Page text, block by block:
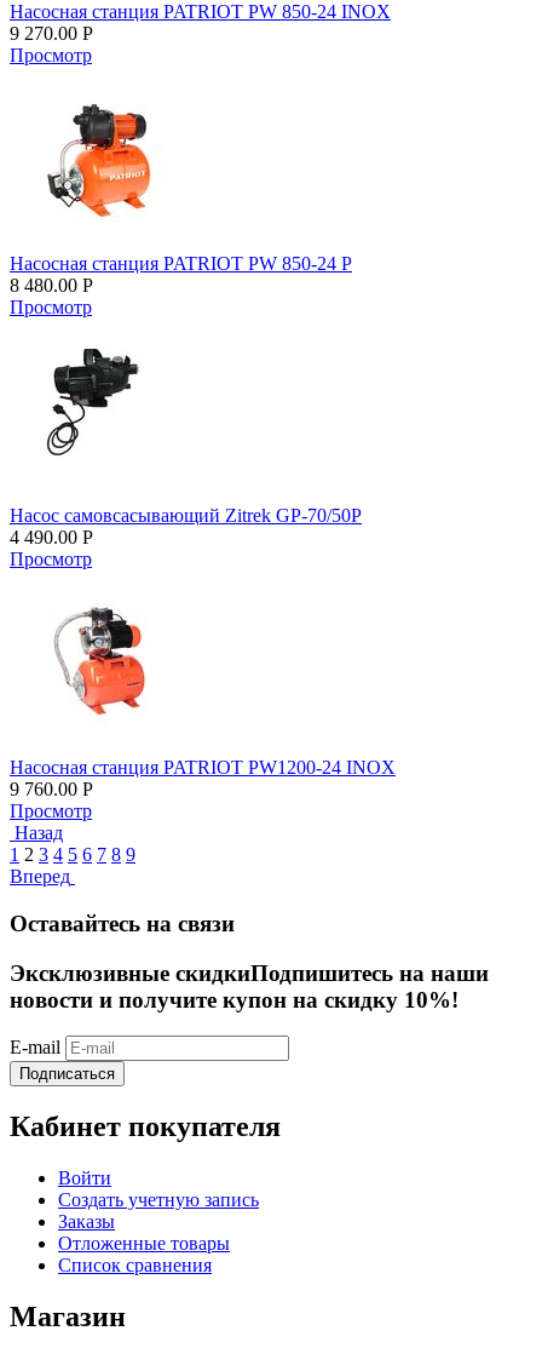
Насосная станция PATRIOT PW 850-24 INOX
9 270.00 Р
Просмотр
Насосная станция PATRIOT PW 850-24 P
8 480.00 Р
Просмотр
Насос самовсасывающий Zitrek GP-70/50P
4 490.00 Р
Просмотр
Насосная станция PATRIOT PW1200-24 INOX
9 760.00 Р
Просмотр
Назад
1 2 3 4 5 6 7 8 9
Вперед
Оставайтесь на связи
Эксклюзивные скидкиПодпишитесь на наши
новости и получите купон на скидку 10%!
E-mail
Подписаться
Кабинет покупателя
Войти
Создать учетную запись
Заказы
Отложенные товары
Список сравнения
Магазин